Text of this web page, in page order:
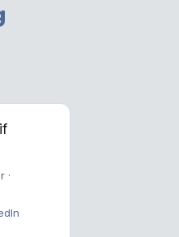
·